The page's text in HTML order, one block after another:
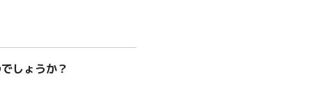
しょうか？